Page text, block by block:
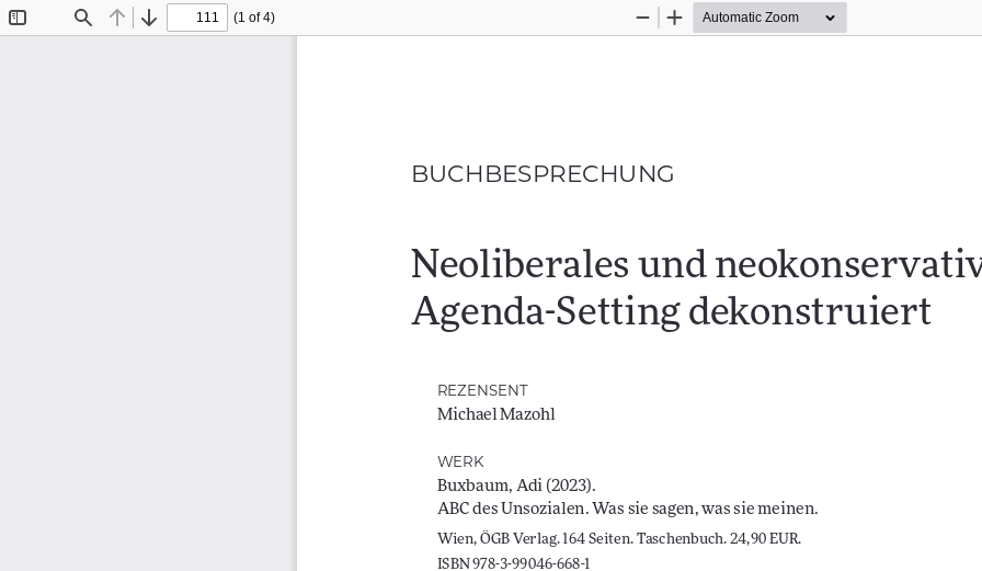
Find Previous
Next
(1 of 4)
Zoom
Zoom
BUCHBESPRECHUNG
Neoliberales und
Agenda-Setting dekonstruiert
REZENSENT
Michael Mazohl
WERK
Buxbaum, Adi (2023).
ABC des Unsozialen. Was sie sagen, was sie meinen.
Wien, ÖGB Verlag. 164 Seiten. Taschenbuch. 24,90 EUR.
ISBN 978-3-99046-668-1